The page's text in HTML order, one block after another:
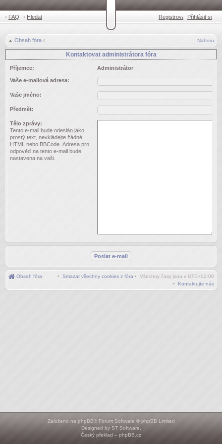
• FAQ • Hledat Registrovat •Přihlásit se
Obsah fóra ‹ Nahoru
Kontaktovat administrátora fóra
Příjemce: Administrátor
Vaše e-mailová adresa:
Vaše jméno:
Předmět:
Tělo zprávy:
Tento e-mail bude odeslán jako
prostý text, nevkládejte žádné
HTML nebo BBCode. Adresa pro
odpověď na tento e-mail bude
nastavena na vaši.
Obsah fóra • Všechny časy jsou v UTC+02:00
• Smazat všechny cookies z fóra
• Kontaktujte nás
Založeno na phpBB® Forum Software © phpBB Limited
Designed by ST Software
Český překlad – phpBB.cz